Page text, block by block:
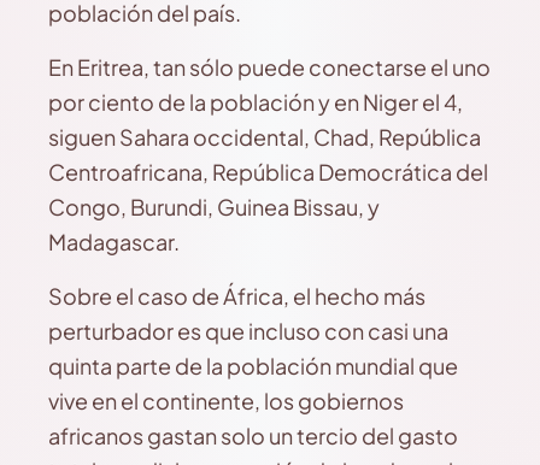
población del país.
En Eritrea, tan sólo puede conectarse el uno
por ciento de la población y en Niger el 4,
siguen Sahara occidental, Chad, República
Centroafricana, República Democrática del
Congo, Burundi, Guinea Bissau, y
Madagascar.
Sobre el caso de África, el hecho más
perturbador es que incluso con casi una
quinta parte de la población mundial que
vive en el continente, los gobiernos
africanos gastan solo un tercio del gasto